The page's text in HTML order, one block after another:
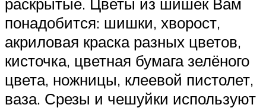
понадобится: шишки, хворост,
акриловая краска разных цветов,
кисточка, цветная бумага зелёного
цвета, ножницы, клеевой пистолет,
ваза. Срезы и чешуйки используют